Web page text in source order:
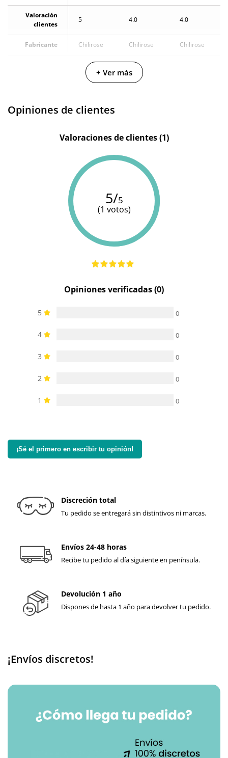
Valoración
clientes
5 4.0 4.0
Fabricante Chilirose Chilirose Chilirose
Rojo Rojo
+ Ver más
Opiniones de clientes
Valoraciones de clientes (1)
5/5
(1 votos)
Opiniones verificadas (0)
5 0
4 0
3 0
2 0
1 0
¡Sé el primero en escribir tu opinión!
Discreción total
Tu pedido se entregará sin distintivos ni marcas.
Envíos 24-48 horas
Recibe tu pedido al día siguiente en península.
Devolución 1 año
Dispones de hasta 1 año para devolver tu pedido.
¡Envíos discretos!